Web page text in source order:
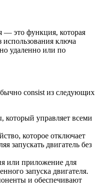
— это функция, которая
использования ключа
удаленно или по
consist из следующих
управляет всеми
которое отключает
запускать двигатель без
или приложение для
запуска двигателя.
и обеспечивают